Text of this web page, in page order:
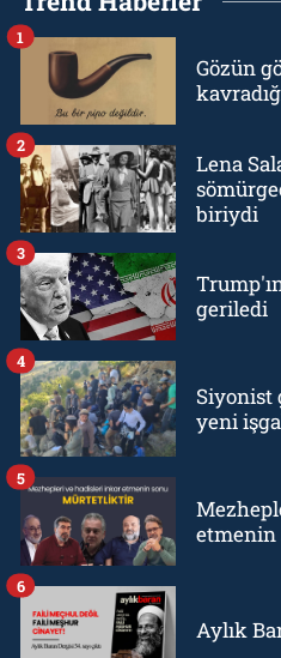
Gözün
1
Lena
biriydi
2
geriledi
3
Siyonist
yeni
4
5
Aylık
6